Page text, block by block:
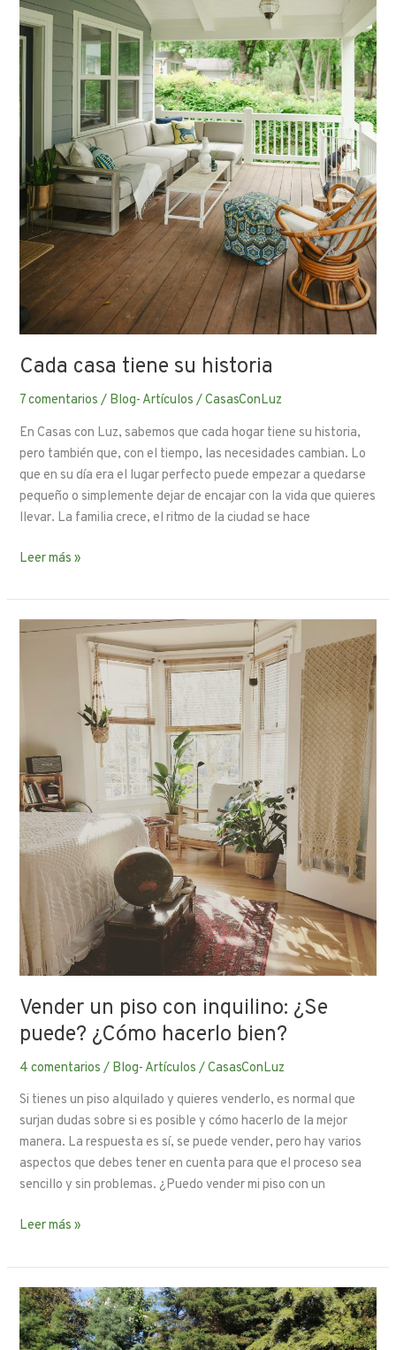
Cada casa tiene su historia
7 comentarios / Blog- Artículos /CasasConLuz
En Casas con Luz, sabemos que cada hogar tiene su historia,
pero también que, con el tiempo, las necesidades cambian. Lo
que en su día era el lugar perfecto puede empezar a quedarse
pequeño o simplemente dejar de encajar con la vida que quieres
llevar. La familia crece, el ritmo de la ciudad se hace
Leer más »
Vender un piso con inquilino: ¿Se
puede? ¿Cómo hacerlo bien?
4 comentarios / Blog- Artículos /CasasConLuz
Si tienes un piso alquilado y quieres venderlo, es normal que
surjan dudas sobre si es posible y cómo hacerlo de la mejor
manera. La respuesta es sí, se puede vender, pero hay varios
aspectos que debes tener en cuenta para que el proceso sea
sencillo y sin problemas. ¿Puedo vender mi piso con un
Vender
puede?
¿Cómo
hacerlo
bien?
Leer más »
La
Tranquilidad
de